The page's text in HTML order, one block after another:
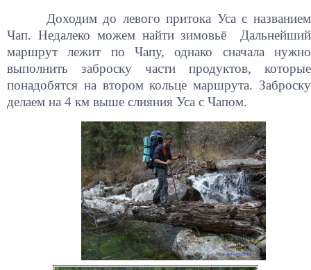
Доходим до левого притока Уса с названием
Чап. Недалеко можем найти зимовьё Дальнейший
маршрут лежит по Чапу, однако сначала нужно
выполнить заброску части продуктов, которые
понадобятся на втором кольце маршрута. Заброску
делаем на 4 км выше слияния Уса с Чапом.